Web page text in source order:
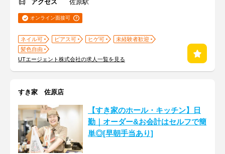
アクセス
佐原駅
オンライン面接可
ネイル可 ピアス可 ヒゲ可
未経験者歓迎
髪色自由
UTエージェント株式会社の求人一覧を見る
すき家 佐原店
【すき家のホール・キッチン】日
勤｜オーダー&お会計はセルフで簡
単◎[早朝手当あり]